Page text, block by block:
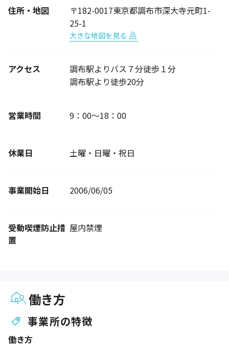
住所・地図
〒182-0017東京都調布市深大寺元町1-
25-1
大きな地図を見る
アクセス
調布駅よりバス７分徒歩１分
調布駅より徒歩20分
営業時間 9：00～18：00
休業日 土曜・日曜・祝日
事業開始日 2006/06/05
受動喫煙防止措
置
屋内禁煙
働き方
事業所の特徴
働き方